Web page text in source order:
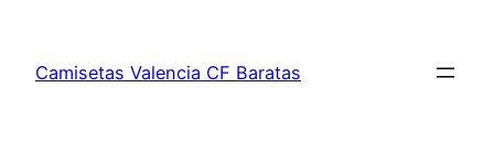
contenido
Camisetas Valencia CF Baratas